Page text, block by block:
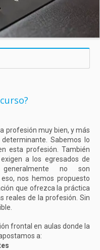
profesión muy bien, y más
Sabemos lo
esta profesión. También
a los egresados de
generalmente no son
nos hemos propuesto
que ofrezca la práctica
reales de la profesión. Sin
frontal en aulas donde la
a: